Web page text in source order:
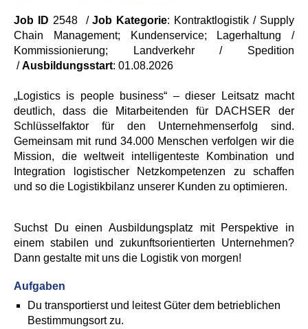
Job ID 2548 /Job Kategorie: Kontraktlogistik / Supply
Chain Management; Kundenservice; Lagerhaltung /
Kommissionierung; Landverkehr / Spedition
/Ausbildungsstart: 01.08.2026
„Logistics is people business“ – dieser Leitsatz macht
deutlich, dass die Mitarbeitenden für DACHSER der
Schlüsselfaktor für den Unternehmenserfolg sind.
Gemeinsam mit rund 34.000 Menschen verfolgen wir die
Mission, die weltweit intelligenteste Kombination und
Integration logistischer Netzkompetenzen zu schaffen
und so die Logistikbilanz unserer Kunden zu optimieren.
Suchst Du einen Ausbildungsplatz mit Perspektive in
einem stabilen und zukunftsorientierten Unternehmen?
Dann gestalte mit uns die Logistik von morgen!
Aufgaben
Du transportierst und leitest Güter dem betrieblichen
Bestimmungsort zu.